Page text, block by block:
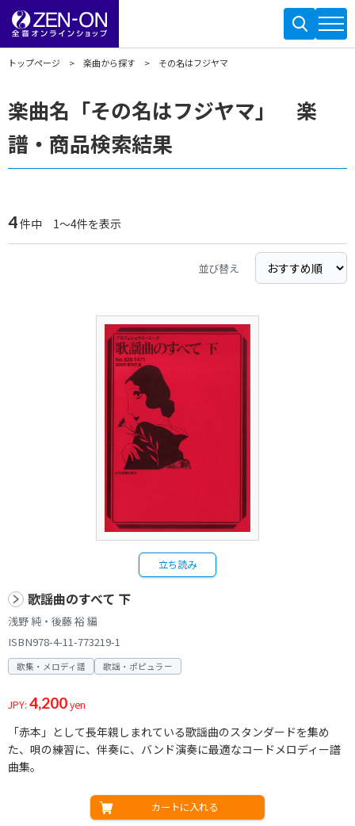
トップページ 楽曲から探す その名はフジヤマ
楽曲名「その名はフジヤマ」 楽
譜・商品検索結果
4件中 1～4件を表示
並び替え
立ち読み
歌謡曲のすべて 下
浅野 純・後藤 裕 編
ISBN978-4-11-773219-1
歌集・メロディ譜 歌謡・ポピュラー
JPY: 4,200yen
「赤本」として長年親しまれている歌謡曲のスタンダードを集め
た、唄の練習に、伴奏に、バンド演奏に最適なコードメロディー譜
曲集。
カートに入れる